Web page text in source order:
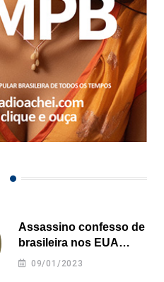
Assassino confesso de
brasileira nos EUA
revela onde deixou o
09/01/2023